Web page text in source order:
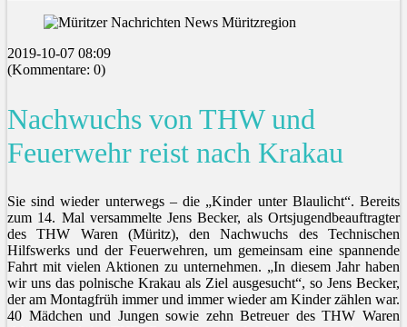
2019-10-07 08:09
(Kommentare: 0)
Nachwuchs von THW und
Feuerwehr reist nach Krakau
Sie sind wieder unterwegs – die „Kinder unter Blaulicht“. Bereits
zum 14. Mal versammelte Jens Becker, als Ortsjugendbeauftragter
des THW Waren (Müritz), den Nachwuchs des Technischen
Hilfswerks und der Feuerwehren, um gemeinsam eine spannende
Fahrt mit vielen Aktionen zu unternehmen. „In diesem Jahr haben
wir uns das polnische Krakau als Ziel ausgesucht“, so Jens Becker,
der am Montagfrüh immer und immer wieder am Kinder zählen war.
40 Mädchen und Jungen sowie zehn Betreuer des THW Waren